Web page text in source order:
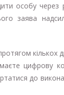
особу
заява
цифрову
до